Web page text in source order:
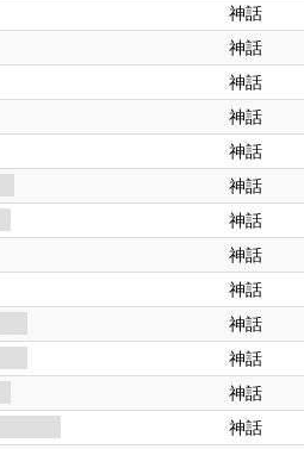
神話
神話
神話
神話
神話
神話
神話
神話
神話
神話
神話
神話
神話